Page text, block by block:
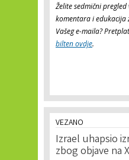
Želite sedmični
komentara i
Vašeg e-maila?
bilten ovdje.
VEZANO
Izrael uhapsio
zbog objave na